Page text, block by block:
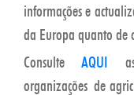
informações e
da Europa quanto de
ConsulteAQUI
organizações de